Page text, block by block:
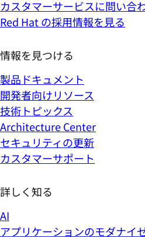
カスタマーサービスに問い合
Red Hat の採用情報を見る
情報を見つける
製品ドキュメント
開発者向けリソース
技術トピックス
Architecture Center
セキュリティの更新
カスタマーサポート
詳しく知る
AI
アプリケーションのモダナイ